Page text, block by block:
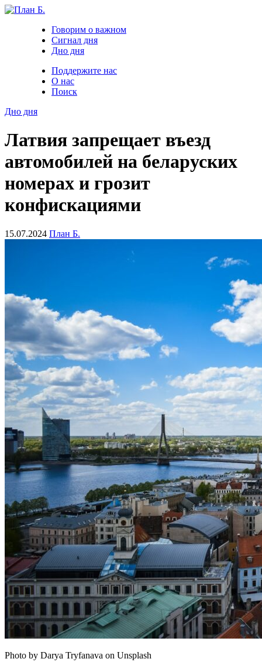
Говорим о важном
Сигнал дня
Дно дня
Поддержите нас
О нас
Поиск
Дно дня
Латвия запрещает въезд
автомобилей на беларуских
номерах и грозит
конфискациями
15.07.2024 План Б.
Photo by Darya Tryfanava on Unsplash